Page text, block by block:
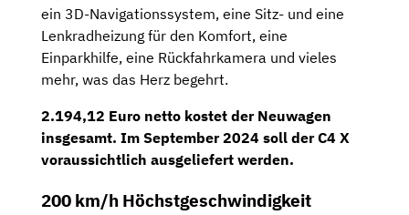
ein 3D-Navigationssystem, eine Sitz- und eine
Lenkradheizung für den Komfort, eine
Einparkhilfe, eine Rückfahrkamera und vieles
mehr, was das Herz begehrt.
2.194,12 Euro netto kostet der Neuwagen
insgesamt. Im September 2024 soll der C4 X
voraussichtlich ausgeliefert werden.
200 km/h Höchstgeschwindigkeit